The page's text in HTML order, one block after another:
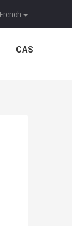
French
CAS